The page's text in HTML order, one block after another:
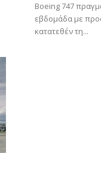
Boeing 747
εβδομάδα με
κατατεθέν τη...